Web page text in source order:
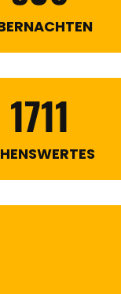
1711